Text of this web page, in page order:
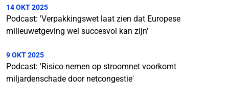
14 OKT 2025
Podcast: 'Verpakkingswet laat zien dat Europese
milieuwetgeving wel succesvol kan zijn'
9 OKT 2025
Podcast: 'Risico nemen op stroomnet voorkomt
miljardenschade door netcongestie'